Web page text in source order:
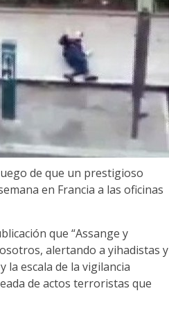
de que un prestigioso
en Francia a las oficinas
que “Assange y
alertando a yihadistas y
la escala de la vigilancia
de actos terroristas que